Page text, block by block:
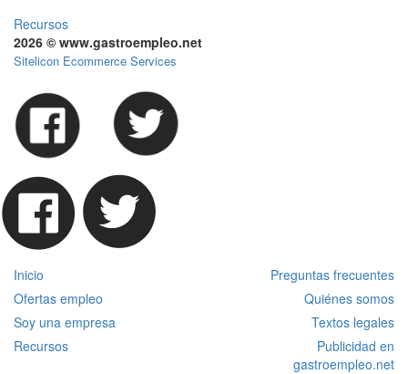
Recursos
2026 © www.gastroempleo.net
Sitelicon Ecommerce Services
Inicio
Preguntas frecuentes
Ofertas empleo
Quiénes somos
Soy una empresa
Textos legales
Recursos
Publicidad en
gastroempleo.net